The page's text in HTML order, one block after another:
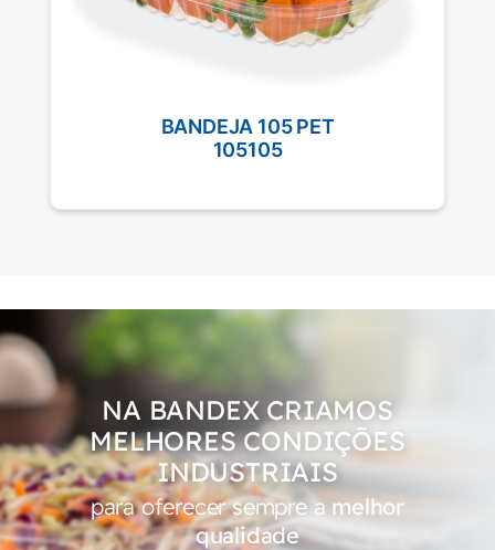
BANDEJA 105 PET
105105
NA BANDEX CRIAMOS
MELHORES CONDIÇÕES
INDUSTRIAIS
para oferecer sempre amelhor
qualidade